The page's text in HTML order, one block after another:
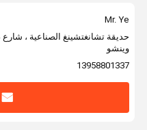
Mr. Ye
حديقة تشانغتشينغ الصناعية ، شارع
وينشو
13958801337